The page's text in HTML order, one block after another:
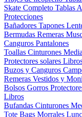
Skate Completo Tablas
Protecciones
Bañadores Tapones
Bermudas Remeras
Canguros Pantalones
Toallas Cinturones
Protectores solares
Buzos y Canguros
Remeras Vestidos y
Bolsos Gorros
Libros
Bufandas Cinturones
Tote Bags Morrales